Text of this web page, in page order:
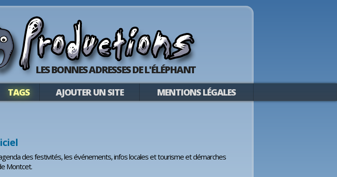
LES BONNES ADRESSES DE L'ÉLÉPHANT
TAGS AJOUTER UN SITE MENTIONS LÉGALES
des festivités, les événements, infos locales et tourisme et démarches
Montcet.